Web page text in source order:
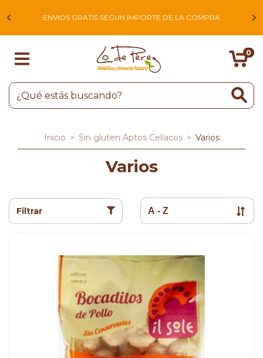
ENVIOS GRATIS SEGUN IMPORTE DE LA COMPRA
0
Inicio > Sin gluten Aptos Celíacos > Varios
Varios
Filtrar